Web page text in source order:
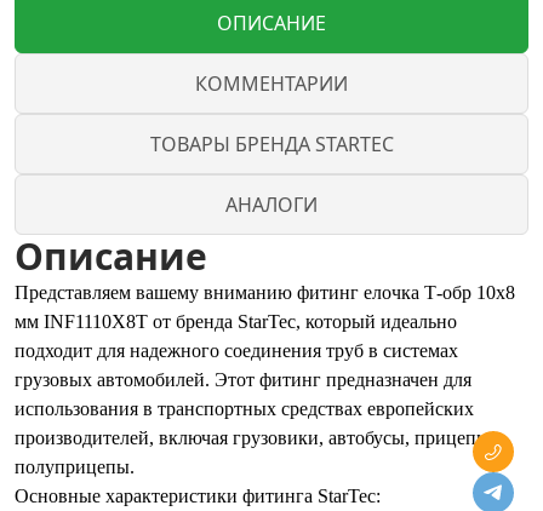
ОПИСАНИЕ
КОММЕНТАРИИ
ТОВАРЫ БРЕНДА STARTEC
АНАЛОГИ
Описание
Представляем вашему вниманию фитинг елочка Т-обр 10х8
мм INF1110X8T от бренда StarTec, который идеально
подходит для надежного соединения труб в системах
грузовых автомобилей. Этот фитинг предназначен для
использования в транспортных средствах европейских
производителей, включая грузовики, автобусы, прицепы и
полуприцепы.
Основные характеристики фитинга StarTec: